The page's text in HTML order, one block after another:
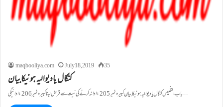
maqbooliya.com July 18, 2019 35
کنگال ياديواليہ ہونيکابیان
باب التفليس کنگال ياديواليہ ہونيکابیان کبيرہ نمبر205: ادا نہ کرنے کی نيت سے قرض لينا کبيرہ نمبر206: ادائیگی…